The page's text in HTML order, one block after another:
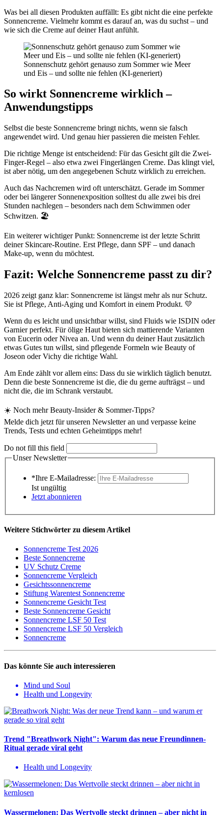
Was bei all diesen Produkten auffällt: Es gibt nicht die eine perfekte
Sonnencreme. Vielmehr kommt es darauf an, was du suchst – und
wie sich die Creme auf deiner Haut anfühlt.
Sonnenschutz gehört genauso zum Sommer wie Meer
und Eis – und sollte nie fehlen (KI-generiert)
So wirkt Sonnencreme wirklich –
Anwendungstipps
Selbst die beste Sonnencreme bringt nichts, wenn sie falsch
angewendet wird. Und genau hier passieren die meisten Fehler.
Die richtige Menge ist entscheidend: Für das Gesicht gilt die Zwei-
Finger-Regel – also etwa zwei Fingerlängen Creme. Das klingt viel,
ist aber nötig, um den angegebenen Schutz wirklich zu erreichen.
Auch das Nachcremen wird oft unterschätzt. Gerade im Sommer
oder bei längerer Sonnenexposition solltest du alle zwei bis drei
Stunden nachlegen – besonders nach dem Schwimmen oder
Schwitzen. 🏖️
Ein weiterer wichtiger Punkt: Sonnencreme ist der letzte Schritt
deiner Skincare-Routine. Erst Pflege, dann SPF – und danach
Make-up, wenn du möchtest.
Fazit: Welche Sonnencreme passt zu dir?
2026 zeigt ganz klar: Sonnencreme ist längst mehr als nur Schutz.
Sie ist Pflege, Anti-Aging und Komfort in einem Produkt. 💛
Wenn du es leicht und unsichtbar willst, sind Fluids wie ISDIN oder
Garnier perfekt. Für ölige Haut bieten sich mattierende Varianten
von Eucerin oder Nivea an. Und wenn du deiner Haut zusätzlich
etwas Gutes tun willst, sind pflegende Formeln wie Beauty of
Joseon oder Vichy die richtige Wahl.
Am Ende zählt vor allem eins: Dass du sie wirklich täglich benutzt.
Denn die beste Sonnencreme ist die, die du gerne aufträgst – und
nicht die, die im Schrank verstaubt.
☀️ Noch mehr Beauty-Insider & Sommer-Tipps?
Melde dich jetzt für unseren Newsletter an und verpasse keine
Trends, Tests und echten Geheimtipps mehr!
Do not fill this field
Unser Newsletter
*Ihre E-Mailadresse:
Ist ungültig
Jetzt abonnieren
Weitere Stichwörter zu diesem Artikel
Sonnencreme Test 2026
Beste Sonnencreme
UV Schutz Creme
Sonnencreme Vergleich
Gesichtssonnencreme
Stiftung Warentest Sonnencreme
Sonnencreme Gesicht Test
Beste Sonnencreme Gesicht
Sonnencreme LSF 50 Test
Sonnencreme LSF 50 Vergleich
Sonnencreme
Das könnte Sie auch interessieren
Mind und Soul
Health und Longevity
Trend "Breathwork Night": Warum das neue Freundinnen-
Ritual gerade viral geht
Health und Longevity
Wassermelonen: Das Wertvolle steckt drinnen – aber nicht in